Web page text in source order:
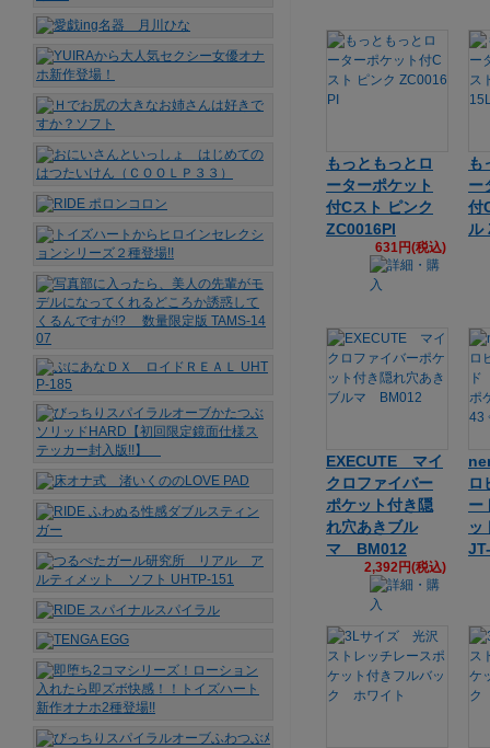
もっともっとロ
ーターポケット
付Cスト ピンク
ZC0016PI
631円(税込)
も
ー
付
ル
EXECUTE マイ
クロファイバー
ポケット付き隠
れ穴あきブル
マ BM012
2,392円(税込)
ロ
ー
ッ